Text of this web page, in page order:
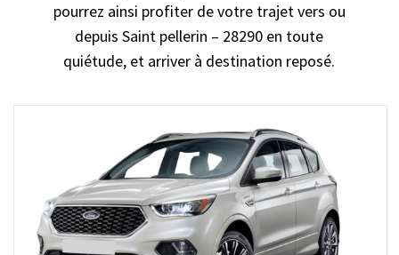
pourrez ainsi profiter de votre trajet vers ou
depuis Saint pellerin – 28290 en toute
quiétude, et arriver à destination reposé.